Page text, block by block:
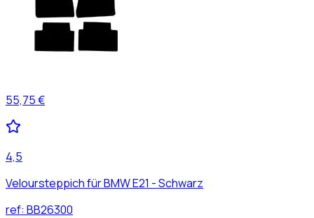
55,75 €
4,5
Veloursteppich für BMW E21 - Schwarz
ref: BB26300